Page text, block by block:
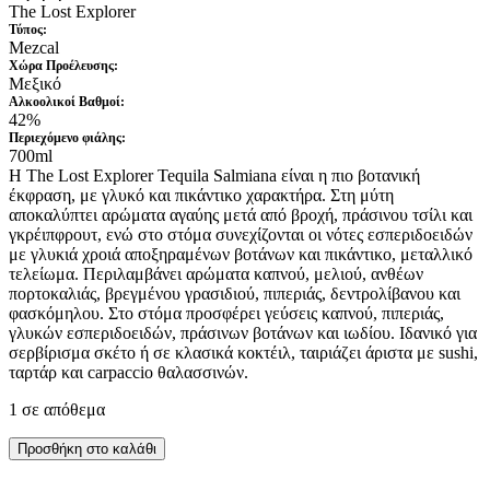
The Lost Explorer
Τύπος:
Mezcal
Xώρα Προέλευσης:
Μεξικό
Αλκοολικοί Βαθμοί:
42%
Περιεχόμενο φιάλης:
700ml
Η The Lost Explorer Tequila Salmiana είναι η πιο βοτανική
έκφραση, με γλυκό και πικάντικο χαρακτήρα. Στη μύτη
αποκαλύπτει αρώματα αγαύης μετά από βροχή, πράσινου τσίλι και
γκρέιπφρουτ, ενώ στο στόμα συνεχίζονται οι νότες εσπεριδοειδών
με γλυκιά χροιά αποξηραμένων βοτάνων και πικάντικο, μεταλλικό
τελείωμα. Περιλαμβάνει αρώματα καπνού, μελιού, ανθέων
πορτοκαλιάς, βρεγμένου γρασιδιού, πιπεριάς, δεντρολίβανου και
φασκόμηλου. Στο στόμα προσφέρει γεύσεις καπνού, πιπεριάς,
γλυκών εσπεριδοειδών, πράσινων βοτάνων και ιωδίου. Ιδανικό για
σερβίρισμα σκέτο ή σε κλασικά κοκτέιλ, ταιριάζει άριστα με sushi,
ταρτάρ και carpaccio θαλασσινών.
1 σε απόθεμα
Προσθήκη στο καλάθι